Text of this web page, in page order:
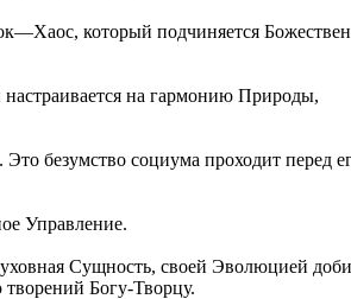
который подчиняется
на гармонию Природы,
безумство социума проходит перед
Управление.
Сущность, своей Эволюцией
Богу-Творцу.